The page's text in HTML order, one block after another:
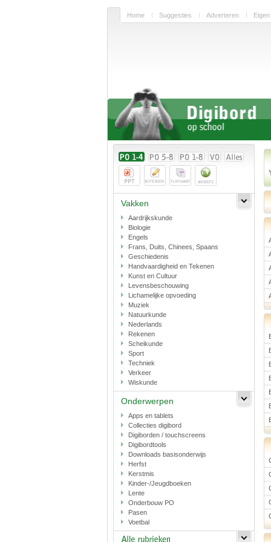
Home Suggesties Adverteren
Vakken
Aardrijkskunde
Biologie
Engels
Frans, Duits, Chinees, Spaans
Geschiedenis
Handvaardigheid en Tekenen
Kunst en Cultuur
Levensbeschouwing
Lichamelijke opvoeding
Muziek
Natuurkunde
Nederlands
Rekenen
Scheikunde
Sport
Techniek
Verkeer
Wiskunde
Onderwerpen
Apps en tablets
Collecties digibord
Digiborden / touchscreens
Digibordtools
Downloads basisonderwijs
Herfst
Kerstmis
Kinder-/Jeugdboeken
Lente
Onderbouw PO
Pasen
Voetbal